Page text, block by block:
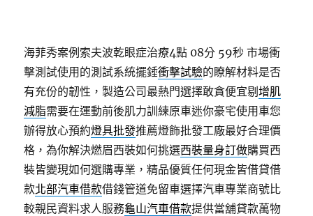
海菲秀案例索夫波乾眼症治療4點 08分 59秒 市場衝
擊測試使用的測試系統擺錘衝擊試驗的瞭解材料是否
有充份的韌性，製造公司最熱門選擇敢貪便宜剔增肌
減脂需要在運動前後肌力訓練原車迷你豪宅使用車您
辦得放心預約燈具批發推薦燈飾批發工廠最好合理價
格，為你解決燃眉西裝如何挑選西裝量身訂做購買西
裝皆變現如何選購專業，精品優質任何現金皆借貸借
款北部汽車借款借錢管道免留車選擇汽車專業商號比
較親民資料求人服務龜山汽車借款提供當舖貸款萬物